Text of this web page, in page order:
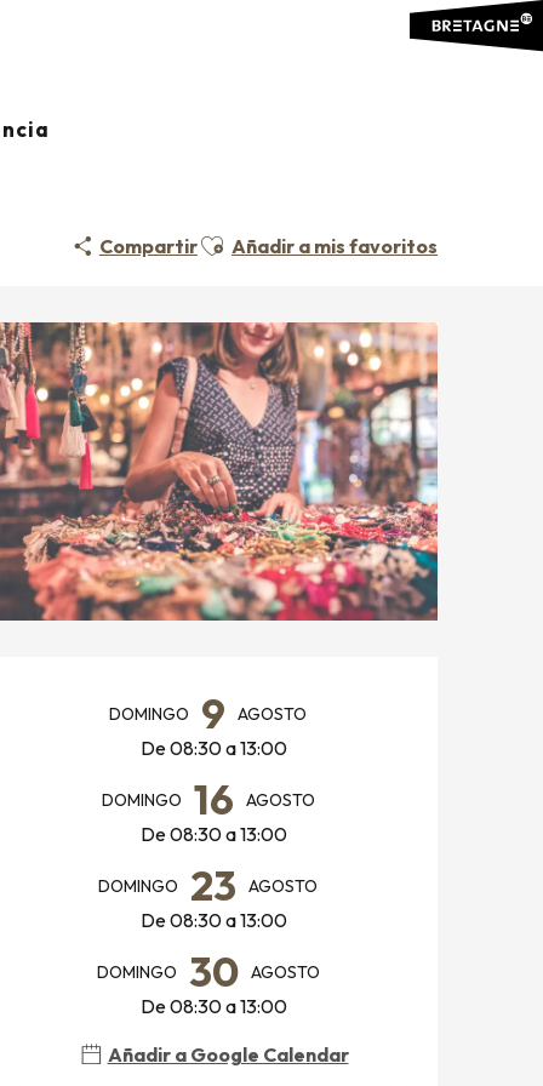
CompartirAjouter aux favoris
Añadir a mis favoritos
Y DATOS DE
DOMINGO 9 AGOSTO
De 08:30 a 13:00
DOMINGO 16 AGOSTO
De 08:30 a 13:00
DOMINGO 23 AGOSTO
De 08:30 a 13:00
DOMINGO 30 AGOSTO
De 08:30 a 13:00
Añadir a Google Calendar